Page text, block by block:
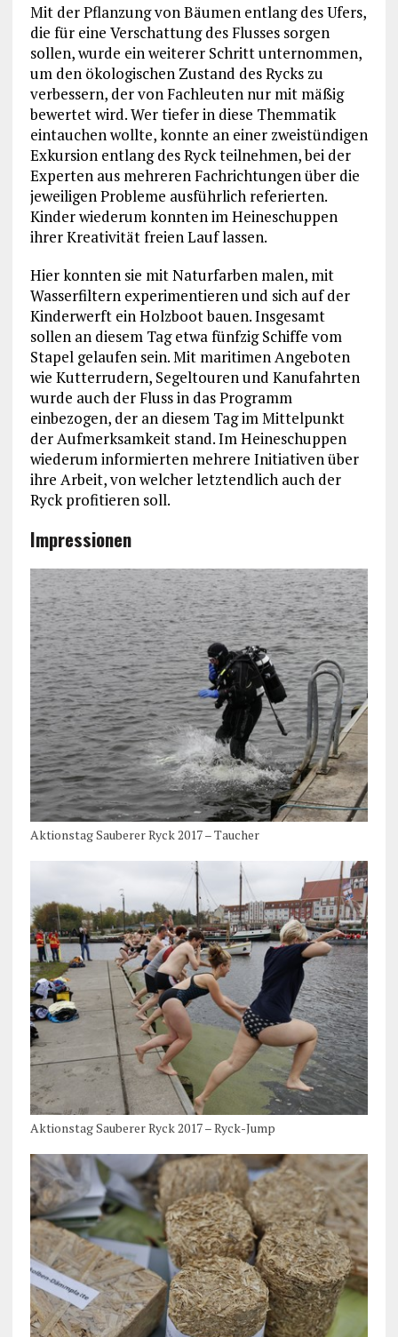
Mit der Pflanzung von Bäumen entlang des Ufers,
die für eine Verschattung des Flusses sorgen
sollen, wurde ein weiterer Schritt unternommen,
um den ökologischen Zustand des Rycks zu
verbessern, der von Fachleuten nur mit mäßig
bewertet wird. Wer tiefer in diese Themmatik
eintauchen wollte, konnte an einer zweistündigen
Exkursion entlang des Ryck teilnehmen, bei der
Experten aus mehreren Fachrichtungen über die
jeweiligen Probleme ausführlich referierten.
Kinder wiederum konnten im Heineschuppen
ihrer Kreativität freien Lauf lassen.
Hier konnten sie mit Naturfarben malen, mit
Wasserfiltern experimentieren und sich auf der
Kinderwerft ein Holzboot bauen. Insgesamt
sollen an diesem Tag etwa fünfzig Schiffe vom
Stapel gelaufen sein. Mit maritimen Angeboten
wie Kutterrudern, Segeltouren und Kanufahrten
wurde auch der Fluss in das Programm
einbezogen, der an diesem Tag im Mittelpunkt
der Aufmerksamkeit stand. Im Heineschuppen
wiederum informierten mehrere Initiativen über
ihre Arbeit, von welcher letztendlich auch der
Ryck profitieren soll.
Impressionen
Aktionstag Sauberer Ryck 2017 – Taucher
Aktionstag Sauberer Ryck 2017 – Ryck-Jump